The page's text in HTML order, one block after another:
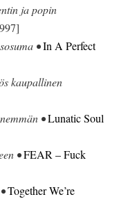
ja popin
•In A Perfect
kaupallinen
•Lunatic Soul
•FEAR – Fuck
Together We’re